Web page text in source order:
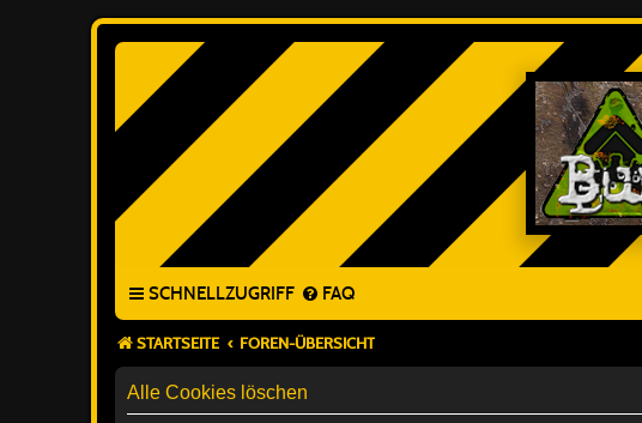
SCHNELLZUGRIFF FAQ
STARTSEITE FOREN-ÜBERSICHT
Alle Cookies löschen